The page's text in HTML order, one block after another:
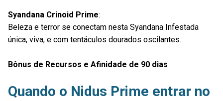
Syandana Crinoid Prime:
Beleza e terror se conectam nesta Syandana Infestada
única, viva, e com tentáculos dourados oscilantes.
Bônus de Recursos e Afinidade de 90 dias
Quando o Nidus Prime entrar no